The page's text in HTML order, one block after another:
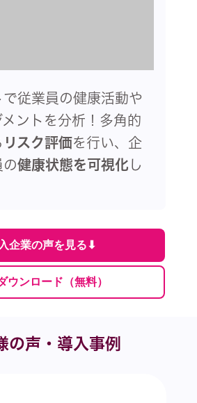
で従業員の健康活動や
ントを分析！多角的
リスク評価を行い、企
の健康状態を可視化 し
企業の声を見る⬇︎
ウンロード（無料）
の声・導入事例